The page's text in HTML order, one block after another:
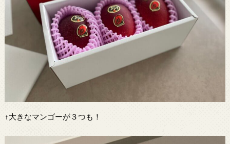
↑大きなマンゴーが３つも！